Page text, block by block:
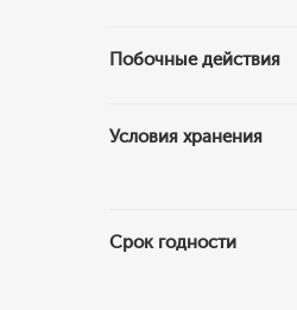
Побочные действия
Условия хранения
Срок годности